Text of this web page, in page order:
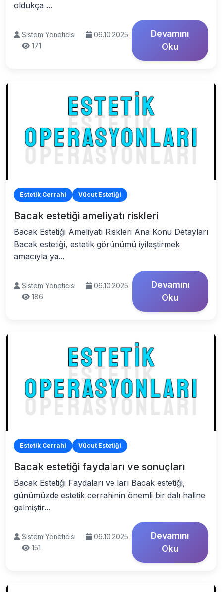
oldukça ...
Sistem Yöneticisi
06.10.2025
171
Devamını
Oku
Estetik Cerrahi Vücut Estetiği
Bacak estetiği ameliyatı riskleri
Bacak Estetiği Ameliyatı Riskleri Ana Konu Detayları
Bacak estetiği, estetik görünümü iyileştirmek
amacıyla ya...
Sistem Yöneticisi
06.10.2025
186
Devamını
Oku
Estetik Cerrahi Vücut Estetiği
Bacak estetiği faydaları ve sonuçları
Bacak Estetiği Faydaları ve ları Bacak estetiği,
günümüzde estetik cerrahinin önemli bir dalı haline
gelmiştir...
Sistem Yöneticisi
06.10.2025
151
Devamını
Oku